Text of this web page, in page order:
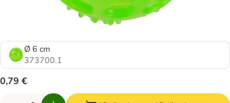
Ø 6 cm
373700.1
0,79 €